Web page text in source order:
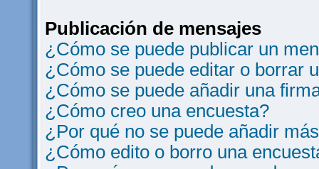
Publicación de mensajes
¿Cómo se puede publicar un
¿Cómo se puede editar o borrar
¿Cómo se puede añadir una
¿Cómo creo una encuesta?
¿Por qué no se puede añadir
¿Cómo edito o borro una